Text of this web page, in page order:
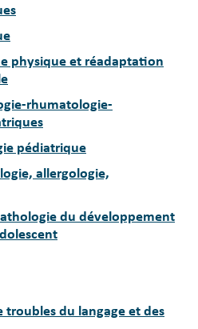
physique et réadaptation
rhumatologie-
pédiatrique
allergologie,
du développement
troubles du langage et des